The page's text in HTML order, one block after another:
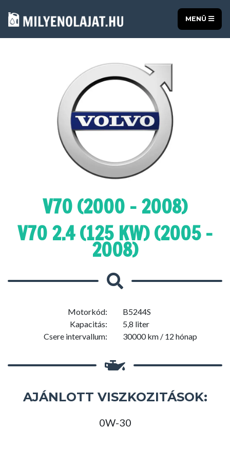
MENÜ
V70 (2000 - 2008)
V70 2.4 (125 KW) (2005 -
2008)
Motorkód:
B5244S
Kapacitás:
5,8 liter
Csere intervallum:
30000 km / 12 hónap
AJÁNLOTT VISZKOZITÁSOK:
0W-30